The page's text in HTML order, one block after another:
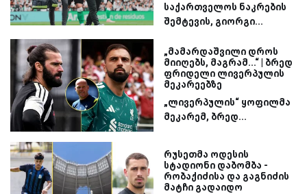
საქართველოს ნაკრების
შემტევის, გიორგი...
„მამარდაშვილი დროს
მიიღებს, მაგრამ...“ | ბრედ
ფრიდელი ლივერპულის
მეკარეებზე
„ლივერპულის“ ყოფილმა
მეკარემ, ბრედ...
რუსეთმა ოდესის
სტადიონი დაბომბა -
რობაქიძისა და გაგნიძის
მატჩი გადაიდო